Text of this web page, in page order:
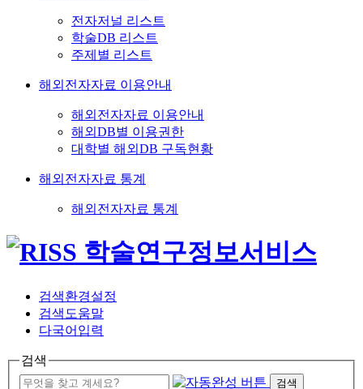
전자저널 리스트
학술DB 리스트
주제별 리스트
해외전자자료 이용안내
해외전자자료 이용안내
해외DB별 이용권한
대학별 해외DB 구독현황
해외전자자료 통계
해외전자자료 통계
검색환경설정
검색도움말
다국어입력
검색
검색